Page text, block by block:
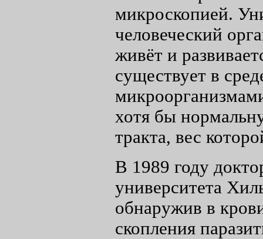
микроскопией.
человеческий
живёт и
существует в
хотя бы
тракта, вес
В 1989 году
университета
обнаружив в
скопления